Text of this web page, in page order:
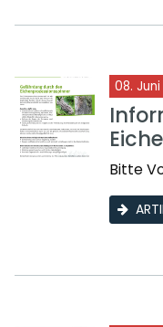
08.
Bitte